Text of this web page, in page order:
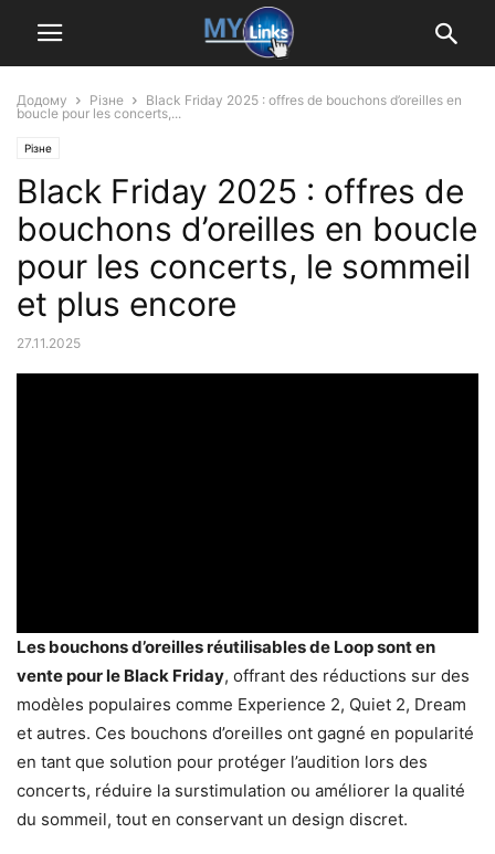
Додому Різне
Black Friday 2025 : offres de bouchons d’oreilles en
boucle pour les concerts,...
Різне
Black Friday 2025 : offres de
bouchons d’oreilles en boucle
pour les concerts, le sommeil
et plus encore
27.11.2025
Les bouchons d’oreilles réutilisables de Loop sont en
vente pour le Black Friday, offrant des réductions sur des
modèles populaires comme Experience 2, Quiet 2, Dream
et autres. Ces bouchons d’oreilles ont gagné en popularité
en tant que solution pour protéger l’audition lors des
concerts, réduire la surstimulation ou améliorer la qualité
du sommeil, tout en conservant un design discret.